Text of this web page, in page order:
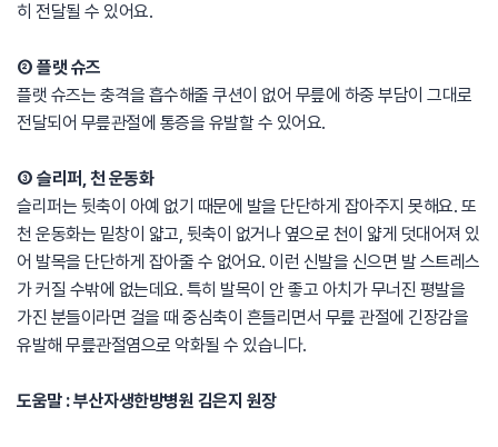
히 전달될 수 있어요.
② 플랫 슈즈
플랫 슈즈는 충격을 흡수해줄 쿠션이 없어 무릎에 하중 부담이 그대로
전달되어 무릎관절에 통증을 유발할 수 있어요.
③ 슬리퍼, 천 운동화
슬리퍼는 뒷축이 아예 없기 때문에 발을 단단하게 잡아주지 못해요. 또
천 운동화는 밑창이 얇고, 뒷축이 없거나 옆으로 천이 얇게 덧대어져 있
어 발목을 단단하게 잡아줄 수 없어요. 이런 신발을 신으면 발 스트레스
가 커질 수밖에 없는데요. 특히 발목이 안 좋고 아치가 무너진 평발을
가진 분들이라면 걸을 때 중심축이 흔들리면서 무릎 관절에 긴장감을
유발해 무릎관절염으로 악화될 수 있습니다.
도움말 : 부산자생한방병원 김은지 원장